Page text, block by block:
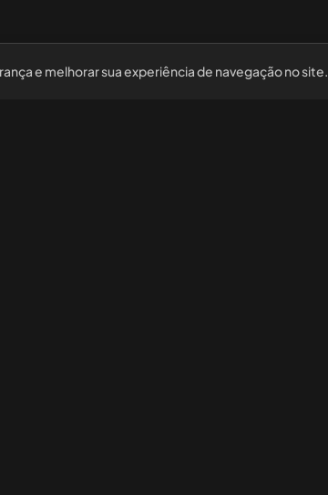
e melhorar sua experiência de navegação no site.